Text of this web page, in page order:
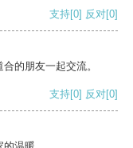
支持[0] 反对[0]
的朋友一起交流。
支持[0] 反对[0]